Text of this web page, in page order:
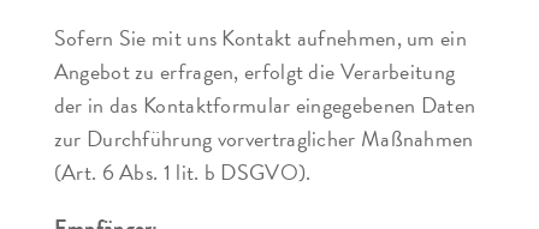
Sofern Sie mit uns Kontakt aufnehmen, um ein
Angebot zu erfragen, erfolgt die Verarbeitung
der in das Kontaktformular eingegebenen Daten
zur Durchführung vorvertraglicher Maßnahmen
(Art. 6 Abs. 1 lit. b DSGVO).